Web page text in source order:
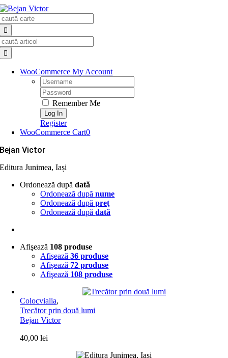
Skip
to
content
WooCommerce My Account
Username:
Password:
Remember Me
Register
WooCommerce Cart0
Bejan Victor
Editura Junimea, Iași
Ordonează dupădată
Ordonează dupănume
Ordonează dupăpreţ
Ordonează dupădată
Afişează 108 produse
Afişează36 produse
Afişează 72 produse
Afişează 108 produse
Colocvialia,
Trecător prin două lumi
Bejan Victor
40,00lei